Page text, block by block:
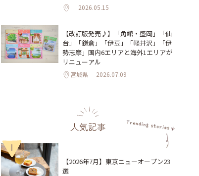
2026.05.15
【改訂版発売♪】「角館・盛岡」「仙
台」「鎌倉」「伊豆」「軽井沢」「伊
勢志摩」国内6エリアと海外1エリアが
リニューアル
宮城県 2026.07.09
人気記事
1
【2026年7月】東京ニューオープン23
選